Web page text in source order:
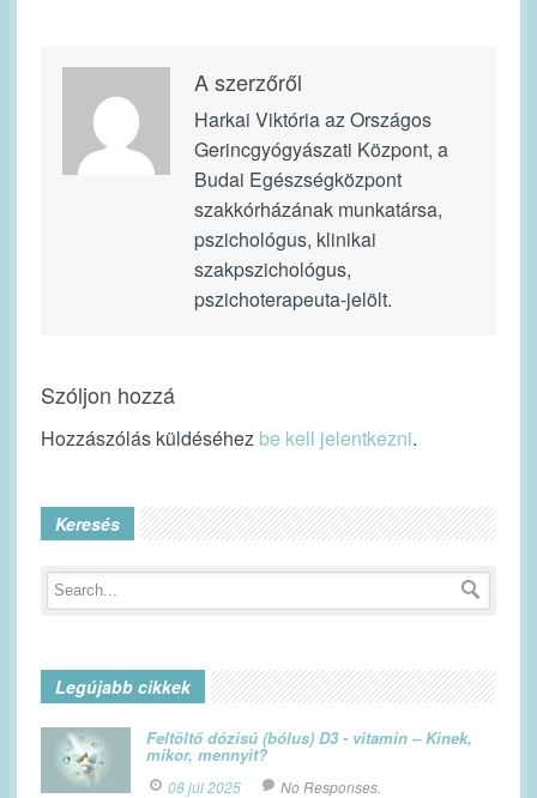
A szerzőről
Harkai Viktória az Országos
Gerincgyógyászati Központ, a
Budai Egészségközpont
szakkórházának munkatársa,
pszichológus, klinikai
szakpszichológus,
pszichoterapeuta-jelölt.
Szóljon hozzá
Hozzászólás küldéséhez be kell jelentkezni.
Keresés
Legújabb cikkek
Feltöltő dózisú (bólus) D3 - vitamin – Kinek,
mikor, mennyit?
08 júl 2025 No Responses.